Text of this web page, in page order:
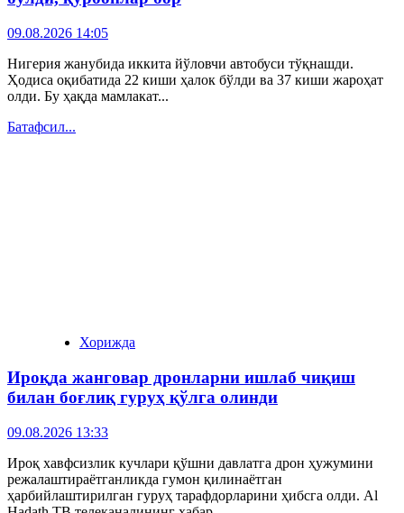
09.08.2026 14:05
Нигерия жанубида иккита йўловчи автобуси тўқнашди.
Ҳодиса оқибатида 22 киши ҳалок бўлди ва 37 киши жароҳат
олди. Бу ҳақда мамлакат...
Батафсил...
Хорижда
Ироқда жанговар дронларни ишлаб чиқиш
билан боғлиқ гуруҳ қўлга олинди
09.08.2026 13:33
Ироқ хавфсизлик кучлари қўшни давлатга дрон ҳужумини
режалаштираётганликда гумон қилинаётган
ҳарбийлаштирилган гуруҳ тарафдорларини ҳибсга олди. Al